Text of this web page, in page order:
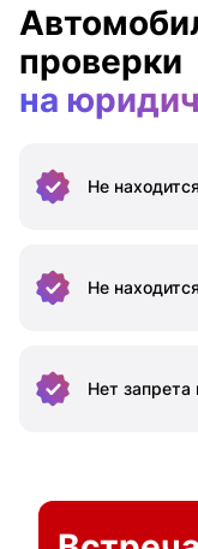
проверки
на
Не находится
Не находится
Нет запрета